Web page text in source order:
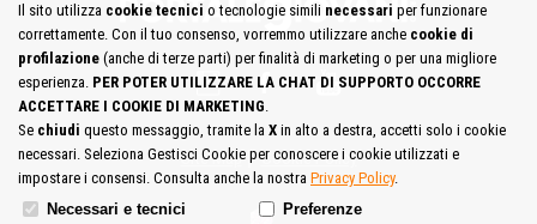
Site Map Cookie Policy
Il sito utilizza cookie tecnici o tecnologie simili necessari per funzionare
correttamente. Con il tuo consenso, vorremmo utilizzare anche cookie di
profilazione (anche di terze parti) per finalità di marketing o per una migliore
esperienza. PER POTER UTILIZZARE LA CHAT DI SUPPORTO OCCORRE
ACCETTARE I COOKIE DI MARKETING.
Se chiudi questo messaggio, tramite la X in alto a destra, accetti solo i cookie
necessari. Seleziona Gestisci Cookie per conoscere i cookie utilizzati e
impostare i consensi. Consulta anche la nostra Privacy Policy.
Necessari e tecnici
Preferenze